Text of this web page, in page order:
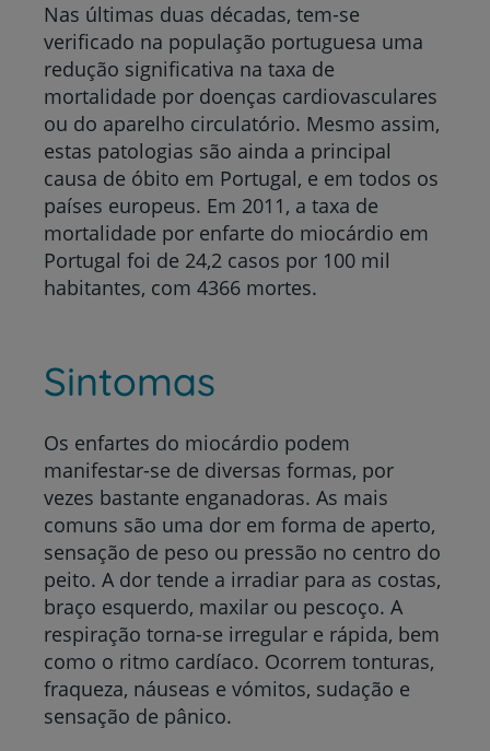
Nas últimas duas décadas, tem-se
verificado na população portuguesa uma
redução significativa na taxa de
mortalidade por doenças cardiovasculares
ou do aparelho circulatório. Mesmo assim,
estas patologias são ainda a principal
causa de óbito em Portugal, e em todos os
países europeus. Em 2011, a taxa de
mortalidade por enfarte do miocárdio em
Portugal foi de 24,2 casos por 100 mil
habitantes, com 4366 mortes.
Sintomas
Os enfartes do miocárdio podem
manifestar-se de diversas formas, por
vezes bastante enganadoras. As mais
comuns são uma dor em forma de aperto,
sensação de peso ou pressão no centro do
peito. A dor tende a irradiar para as costas,
braço esquerdo, maxilar ou pescoço. A
respiração torna-se irregular e rápida, bem
como o ritmo cardíaco. Ocorrem tonturas,
fraqueza, náuseas e vómitos, sudação e
sensação de pânico.